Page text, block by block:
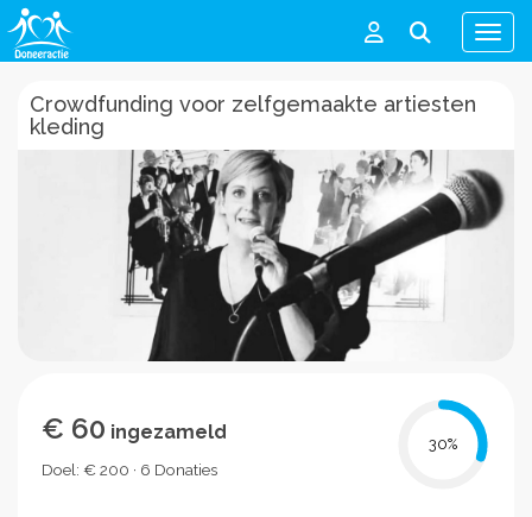
Menu
Crowdfunding voor zelfgemaakte artiesten
kleding
€ 60 ingezameld
Doel: € 200 · 6 Donaties
30%